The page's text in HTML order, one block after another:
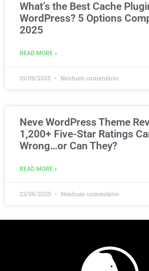
What’s the Best Cache
WordPress? 5 Options
2025
READ MORE »
10/09/2025 Nenhum comentário
Neve WordPress Theme
1,200+ Five-Star Ratings
Wrong…or Can They?
READ MORE »
23/06/2025 Nenhum comentário